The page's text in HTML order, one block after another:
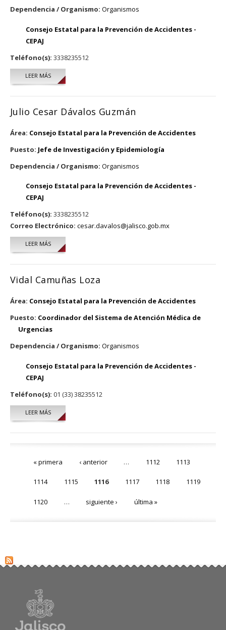
Dependencia / Organismo: Organismos
Consejo Estatal para la Prevención de Accidentes -
CEPAJ
Teléfono(s): 3338235512
LEER MÁSSOBRE SELENE SARAHÍ HERNÁNDEZ LANGARICA
Julio Cesar Dávalos Guzmán
Área: Consejo Estatal para la Prevención de Accidentes
Puesto: Jefe de Investigación y Epidemiología
Dependencia / Organismo: Organismos
Consejo Estatal para la Prevención de Accidentes -
CEPAJ
Teléfono(s): 3338235512
Correo Electrónico: cesar.davalos@jalisco.gob.mx
LEER MÁSSOBRE JULIO CESAR DÁVALOS GUZMÁN
Vidal Camuñas Loza
Área: Consejo Estatal para la Prevención de Accidentes
Puesto: Coordinador del Sistema de Atención Médica de
Urgencias
Dependencia / Organismo: Organismos
Consejo Estatal para la Prevención de Accidentes -
CEPAJ
Teléfono(s): 01 (33) 38235512
LEER MÁSSOBRE VIDAL CAMUÑAS LOZA
« primera ‹ anterior … 1112 1113
1114 1115 1116 1117 1118 1119
1120 … siguiente › última »